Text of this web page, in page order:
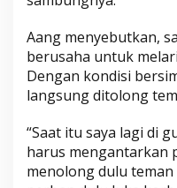
Aang menyebutkan,
berusaha untuk
Dengan kondisi
langsung ditolong
“Saat itu saya lagi di
harus mengantarkan
menolong dulu teman